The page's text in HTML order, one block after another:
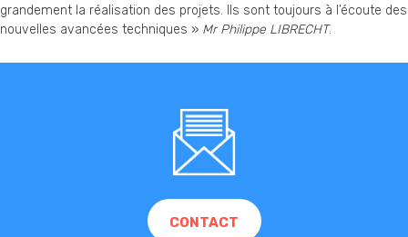
grandement la réalisation des projets. Ils sont toujours à l’écoute des
nouvelles avancées techniques » Mr Philippe LIBRECHT.
CONTACT